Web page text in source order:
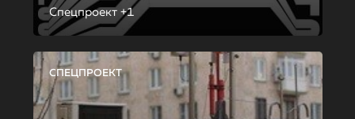
Спецпроект +1
СПЕЦПРОЕКТ